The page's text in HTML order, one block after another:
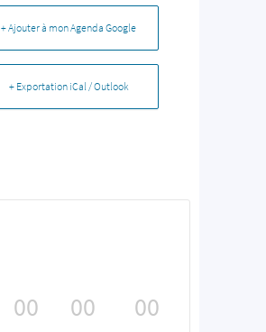
+ Ajouter à mon Agenda Google
+ Exportation iCal / Outlook
00 00 00